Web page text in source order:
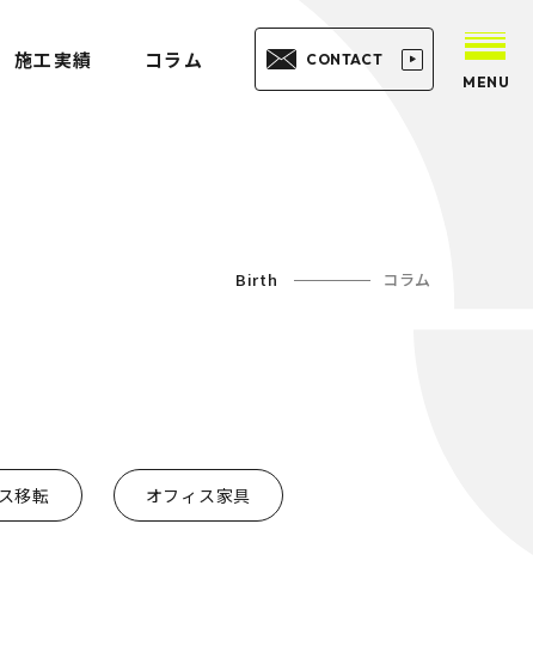
MENU
施工実績 コラム CONTACT
Birth コラム
移転 オフィス家具